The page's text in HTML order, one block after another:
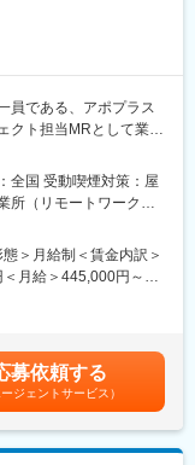
（ご紹介できるプロジ
いますのであらかじめ
ます。(＝将来的に医療
要です。1人のプロジ
名程度であり、相談事
価に基いた明確な評価
た目標を定めやすい環
が発生することが無い
も比較的少数規模に抑
ていることであり、強
員である、アポプラス
ト担当MRとして業務
りますので、今までの
業医、病院）を訪問し
ザー(SV)より、日々の
す。全国にSVを配置
います。
しています。社長をは
キャリアや育成、長期
全国 受動喫煙対策：屋
所（リモートワーク含
＞月給制＜賃金内訳＞
月給＞445,000円～
をご参照ください。昇
の評価次第で大幅に
賃金はあくまでも目安
性があります。月給(月
募依頼する
ージェントサービス）